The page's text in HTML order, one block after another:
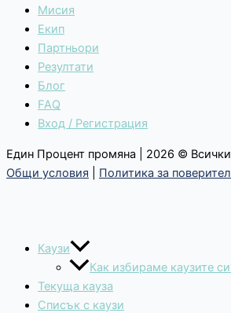
Мисия
Екип
Партньори
Резултати
Блог
FAQ
Вход / Регистрация
Един Процент промяна | 2026 © Всички
Общи условия
Политика за
Каузи
Как избираме каузите
Текуща кауза
Списък с каузи